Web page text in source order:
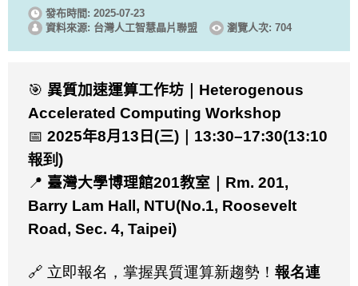
發布時間: 2025-07-23
資料來源: 台灣人工智慧晶片聯盟
瀏覽人次: 704
🎯 異質加速運算工作坊
Heterogenous
Accelerated Computing Workshop
📅 2025年8月 13 日 (三)｜13:30–17:30(13:10
報到)
📍 臺灣大學博理館201教室 ｜Rm. 201,
Barry Lam Hall, NTU(No.1, Roosevelt
Road, Sec. 4, Taipei)
🔗 立即報名，掌握異質運算新趨勢！ 報名連